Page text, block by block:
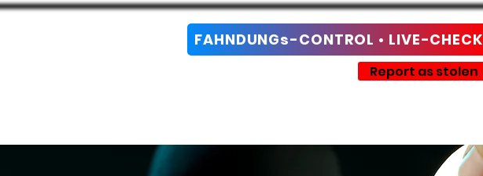
FAHNDUNGs-CONTROL • LIVE-CHECK
Report as stolen